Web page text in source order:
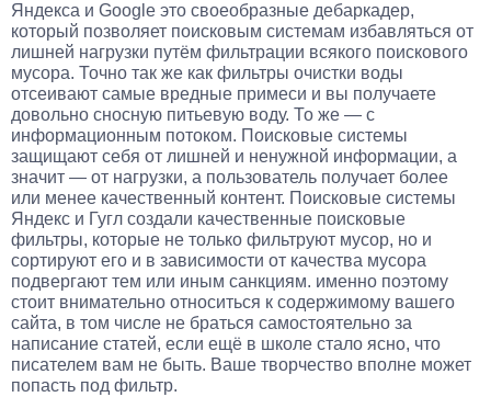
Яндекса и Google это своеобразные дебаркадер,
который позволяет поисковым системам избавляться от
лишней нагрузки путём фильтрации всякого поискового
мусора. Точно так же как фильтры очистки воды
отсеивают самые вредные примеси и вы получаете
довольно сносную питьевую воду. То же — с
информационным потоком. Поисковые системы
защищают себя от лишней и ненужной информации, а
значит — от нагрузки, а пользователь получает более
или менее качественный контент. Поисковые системы
Яндекс и Гугл создали качественные поисковые
фильтры, которые не только фильтруют мусор, но и
сортируют его и в зависимости от качества мусора
подвергают тем или иным санкциям. именно поэтому
стоит внимательно относиться к содержимому вашего
сайта, в том числе не браться самостоятельно за
написание статей, если ещё в школе стало ясно, что
писателем вам не быть. Ваше творчество вполне может
попасть под фильтр.